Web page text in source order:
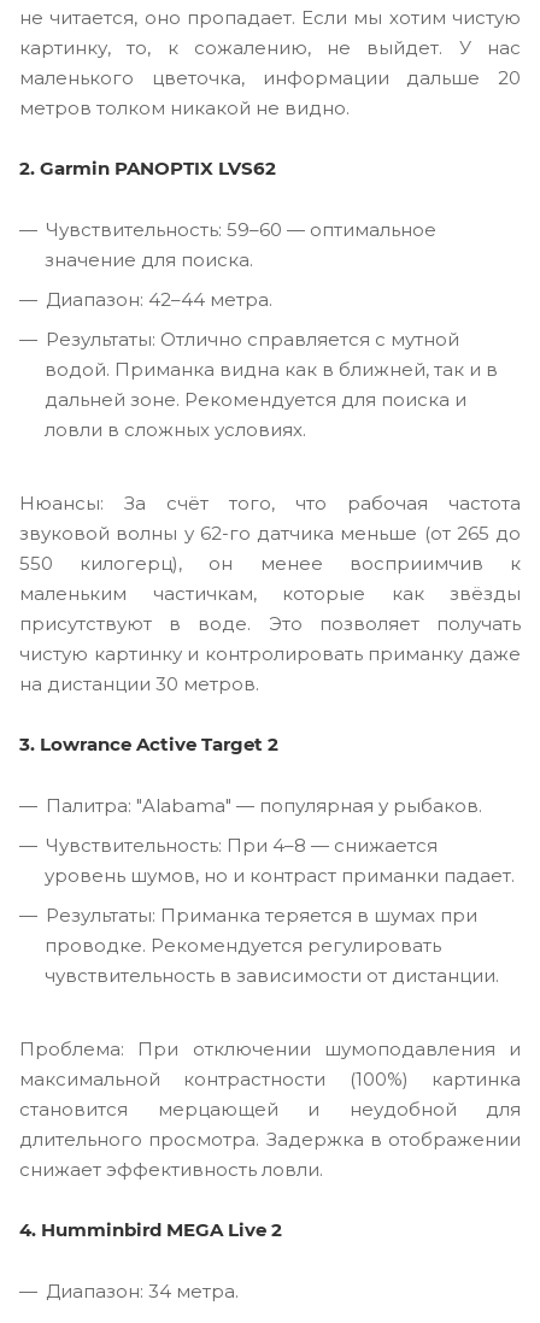
не читается, оно пропадает. Если мы хотим чистую
картинку, то, к сожалению, не выйдет. У нас
маленького цветочка, информации дальше 20
метров толком никакой не видно.
2. Garmin PANOPTIX LVS62
Чувствительность: 59–60 — оптимальное
значение для поиска.
Диапазон: 42–44 метра.
Результаты: Отлично справляется с мутной
водой. Приманка видна как в ближней, так и в
дальней зоне. Рекомендуется для поиска и
ловли в сложных условиях.
Нюансы: За счёт того, что рабочая частота
звуковой волны у 62-го датчика меньше (от 265 до
550 килогерц), он менее восприимчив к
маленьким частичкам, которые как звёзды
присутствуют в воде. Это позволяет получать
чистую картинку и контролировать приманку даже
на дистанции 30 метров.
3. Lowrance Active Target 2
Палитра: "Alabama" — популярная у рыбаков.
Чувствительность: При 4–8 — снижается
уровень шумов, но и контраст приманки падает.
Результаты: Приманка теряется в шумах при
проводке. Рекомендуется регулировать
чувствительность в зависимости от дистанции.
Проблема: При отключении шумоподавления и
максимальной контрастности (100%) картинка
становится мерцающей и неудобной для
длительного просмотра. Задержка в отображении
снижает эффективность ловли.
4. Humminbird MEGA Live 2
Диапазон: 34 метра.